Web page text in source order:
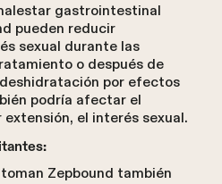
gastrointestinal
pueden reducir
sexual durante las
o después de
por efectos
podría afectar el
el interés sexual.
Zepbound también